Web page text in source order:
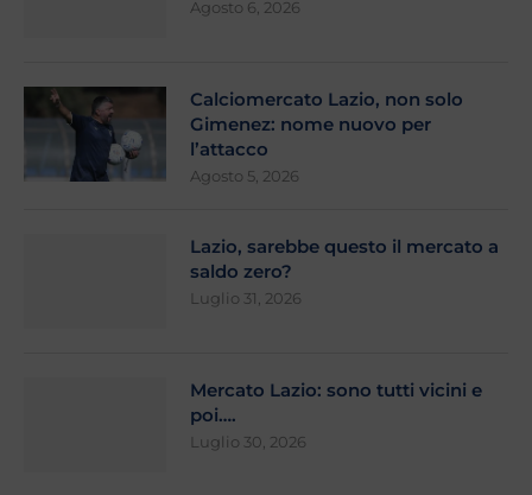
Agosto 6, 2026
Calciomercato Lazio, non solo
Gimenez: nome nuovo per
l’attacco
Agosto 5, 2026
Lazio, sarebbe questo il mercato a
saldo zero?
Luglio 31, 2026
Mercato Lazio: sono tutti vicini e
poi….
Luglio 30, 2026